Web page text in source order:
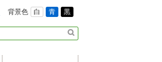
背景色 白 青 黒